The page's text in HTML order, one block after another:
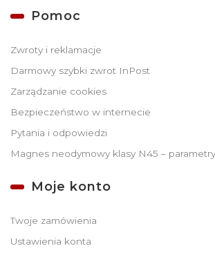
Linki w stopce
Pomoc
Zwroty i reklamacje
Darmowy szybki zwrot InPost
Zarządzanie cookies
Bezpieczeństwo w internecie
Pytania i odpowiedzi
Magnes neodymowy klasy N45 –
Moje konto
Twoje zamówienia
Ustawienia konta